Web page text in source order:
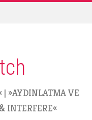
nsuwatch
| »AYDINLATMA VE
INTERFERE«